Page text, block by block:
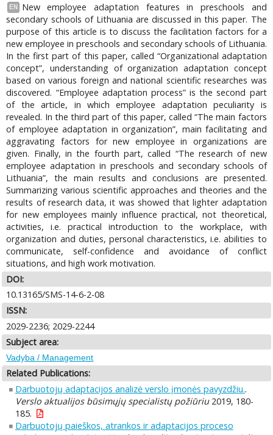
EN
New employee adaptation features in preschools and
secondary schools of Lithuania are discussed in this paper. The
purpose of this article is to discuss the facilitation factors for a
new employee in preschools and secondary schools of Lithuania.
In the first part of this paper, called “Organizational adaptation
concept”, understanding of organization adaptation concept
based on various foreign and national scientific researches was
discovered. “Employee adaptation process” is the second part
of the article, in which employee adaptation peculiarity is
revealed. In the third part of this paper, called “The main factors
of employee adaptation in organization”, main facilitating and
aggravating factors for new employee in organizations are
given. Finally, in the fourth part, called “The research of new
employee adaptation in preschools and secondary schools of
Lithuania”, the main results and conclusions are presented.
Summarizing various scientific approaches and theories and the
results of research data, it was showed that lighter adaptation
for new employees mainly influence practical, not theoretical,
activities, i.e. practical introduction to the workplace, with
organization and duties, personal characteristics, i.e. abilities to
communicate, self-confidence and avoidance of conflict
situations, and high work motivation.
DOI:
10.13165/SMS-14-6-2-08
ISSN:
2029-2236; 2029-2244
Subject area:
Vadyba / Management
Related Publications:
Darbuotojų adaptacijos analizė verslo įmonės pavyzdžiu..
Verslo aktualijos būsimųjų specialistų požiūriu2019, 180-
185.
Darbuotojų paieškos, atrankos ir adaptacijos proceso